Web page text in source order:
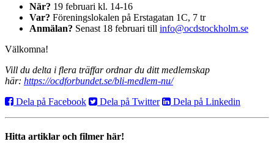
När? 19 februari kl. 14-16
Var? Föreningslokalen på Erstagatan 1C, 7 tr
Anmälan? Senast 18 februari till info@ocdstockholm.se
Välkomna!
Vill du delta i flera träffar ordnar du ditt medlemskap
här: https://ocdforbundet.se/bli-medlem-nu/
Dela på Facebook
Dela på Twitter Dela på Linkedin
Hitta artiklar och filmer här!